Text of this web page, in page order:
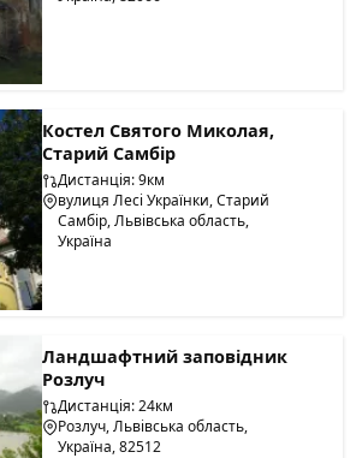
Костел Святого Миколая,
Старий Самбір
Дистанція: 9км
вулиця Лесі Українки, Старий
Самбір, Львівська область,
Україна
Ландшафтний заповідник
Розлуч
Дистанція: 24км
Розлуч, Львівська область,
Україна, 82512